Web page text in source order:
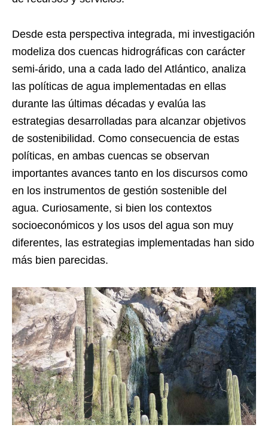
Desde esta perspectiva integrada, mi investigación
modeliza dos cuencas hidrográficas con carácter
semi-árido, una a cada lado del Atlántico, analiza
las políticas de agua implementadas en ellas
durante las últimas décadas y evalúa las
estrategias desarrolladas para alcanzar objetivos
de sostenibilidad. Como consecuencia de estas
políticas, en ambas cuencas se observan
importantes avances tanto en los discursos como
en los instrumentos de gestión sostenible del
agua. Curiosamente, si bien los contextos
socioeconómicos y los usos del agua son muy
diferentes, las estrategias implementadas han sido
más bien parecidas.